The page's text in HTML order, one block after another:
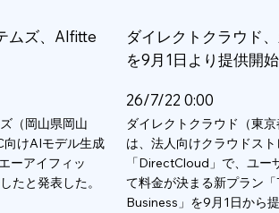
ムズ、AIfitte
（岡山県岡山
向けAIモデル生成
ーアイフィッ
たと発表した。
ダイレクトクラウド
を9月1日より提供開始
26/7/22 0:00
ダイレクトクラウド（東京
は、法人向けクラウドス
「DirectCloud」で、ユー
て料金が決まる新プラン
Business」を9月1日から